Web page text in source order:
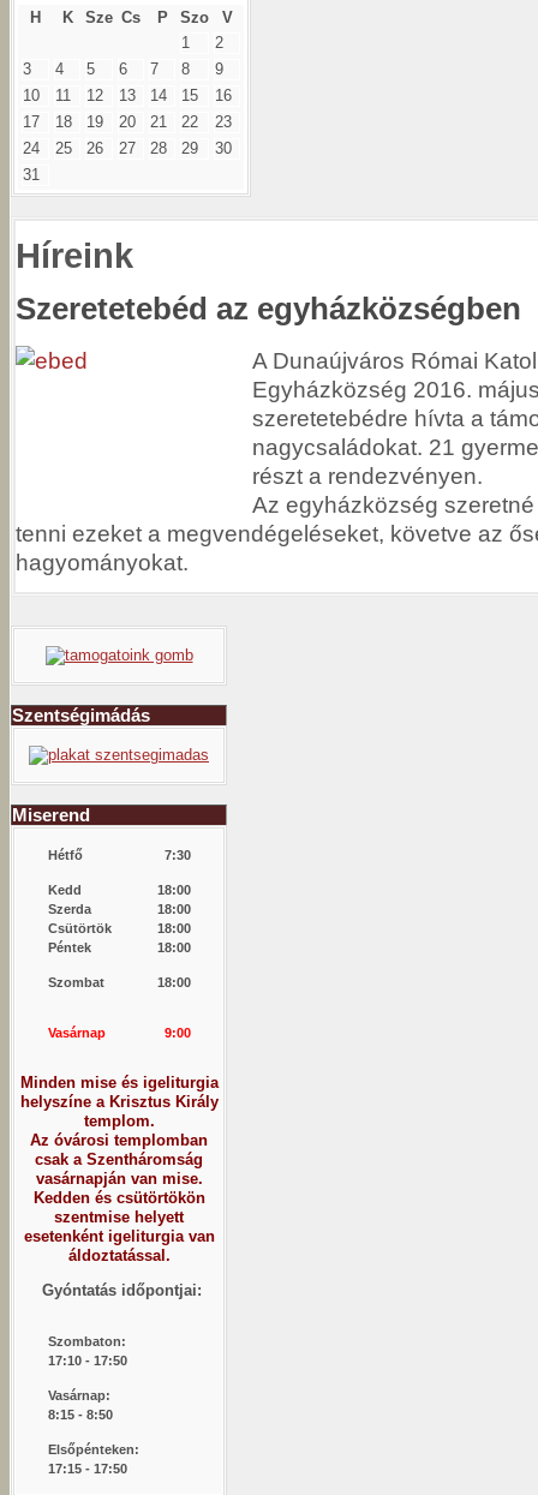
H
K Sze Cs P Szo
V
1
2
3
4 5 6 7 8
9
10
11 12 13 14 15
16
17
18 19 20 21 22
23
24
25 26 27 28 29
30
31
Híreink
Szeretetebéd az egyházközségben
A Dunaújváros Római
Egyházközség 2016.
szeretetebédre hívta a
nagycsaládokat. 21
részt a rendezvényen.
Az egyházközség
tenni ezeket a megvendégeléseket, követve az
hagyományokat.
Szentségimádás
Miserend
Hétfő 7:30
Kedd
18:00
Szerda
18:00
Csütörtök
18:00
Péntek
18:00
Szombat 18:00
Vasárnap 9:00
Minden mise és igeliturgia
helyszíne a Krisztus Király
templom.
Az óvárosi templomban
csak a Szentháromság
vasárnapján van mise.
Kedden és csütörtökön
szentmise helyett
esetenként igeliturgia van
áldoztatással.
Gyóntatás időpontjai:
Szombaton:
17:10 - 17:50
Vasárnap:
8:15 - 8:50
Elsőpénteken:
17:15 - 17:50